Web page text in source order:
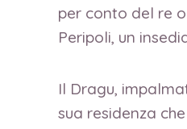
per conto del re
Peripoli, un
Il Dragu,
sua residenza